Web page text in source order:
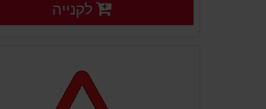
פרטים נוספים
לקנייה